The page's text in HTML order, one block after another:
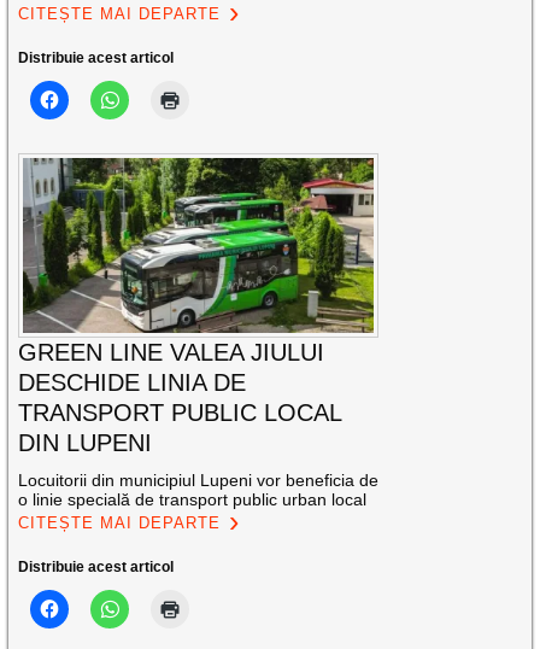
CITEȘTE MAI DEPARTE
Distribuie acest articol
GREEN LINE VALEA JIULUI
DESCHIDE LINIA DE
TRANSPORT PUBLIC LOCAL
DIN LUPENI
Locuitorii din municipiul Lupeni vor beneficia de
o linie specială de transport public urban local
CITEȘTE MAI DEPARTE
Distribuie acest articol